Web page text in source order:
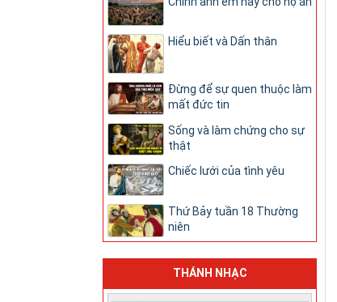
Hiểu biết và Dấn thân
Đừng để sự quen thuộc làm
mất đức tin
Sống và làm chứng cho sự
thật
Chiếc lưới của tình yêu
Thứ Bảy tuần 18 Thường
niên
THÁNH NHẠC